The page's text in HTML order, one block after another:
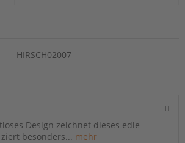
HIRSCH02007
Design zeichnet dieses edle
besonders... mehr